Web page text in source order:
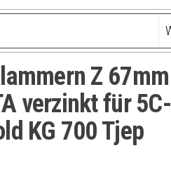
Z 67mm
verzinkt für 5C-
KG 700 Tjep